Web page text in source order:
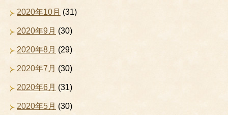
2020年10月 (31)
2020年9月 (30)
2020年8月 (29)
2020年7月 (30)
2020年6月 (31)
2020年5月 (30)